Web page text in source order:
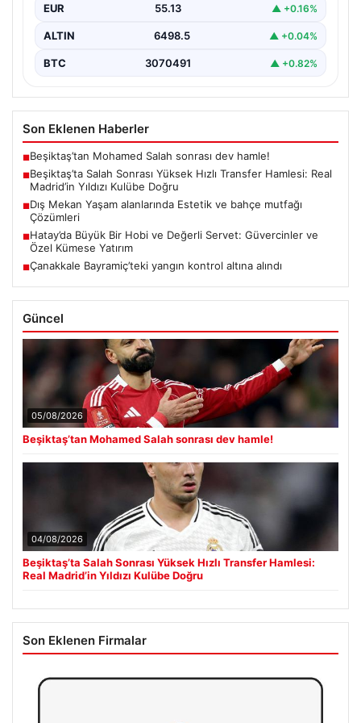
transferinden olumsuz…
EUR 55.13 ▲ +0.16%
ALTIN 6498.5 ▲ +0.04%
BTC 3070491 ▲ +0.82%
Son Eklenen Haberler
■Beşiktaş’tan Mohamed Salah sonrası dev hamle!
■Beşiktaş’ta Salah Sonrası Yüksek Hızlı Transfer Hamlesi: Real
Madrid’in Yıldızı Kulübe Doğru
■Dış Mekan Yaşam alanlarında Estetik ve bahçe mutfağı
Çözümleri
■Hatay’da Büyük Bir Hobi ve Değerli Servet: Güvercinler ve
Özel Kümese Yatırım
■Çanakkale Bayramiç’teki yangın kontrol altına alındı
Güncel
05/08/2026
Beşiktaş’tan Mohamed Salah sonrası dev hamle!
04/08/2026
Beşiktaş’ta Salah Sonrası Yüksek Hızlı Transfer Hamlesi:
Real Madrid’in Yıldızı Kulübe Doğru
Son Eklenen Firmalar